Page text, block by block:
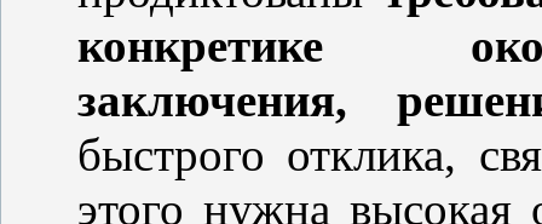
конкретике
заключения,
быстрого отклика,
этого нужна высокая